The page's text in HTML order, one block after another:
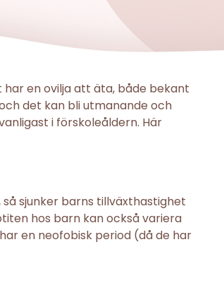
en ovilja att äta, både bekant
det kan bli utmanande och
i förskoleåldern. Här
sjunker barns tillväxthastighet
hos barn kan också variera
en neofobisk period (då de har